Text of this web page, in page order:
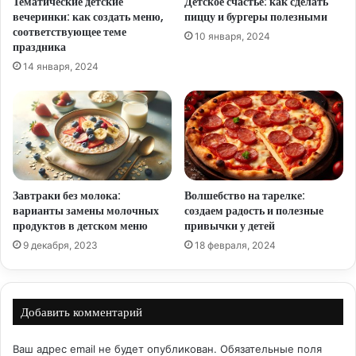
вечеринки: как создать меню,
соответствующее теме
праздника
14 января, 2024
пиццу и бургеры полезными
10 января, 2024
Завтраки без молока:
варианты замены молочных
продуктов в детском меню
9 декабря, 2023
Волшебство на тарелке:
создаем радость и полезные
привычки у детей
18 февраля, 2024
Добавить комментарий
Ваш адрес email не будет опубликован. Обязательные поля